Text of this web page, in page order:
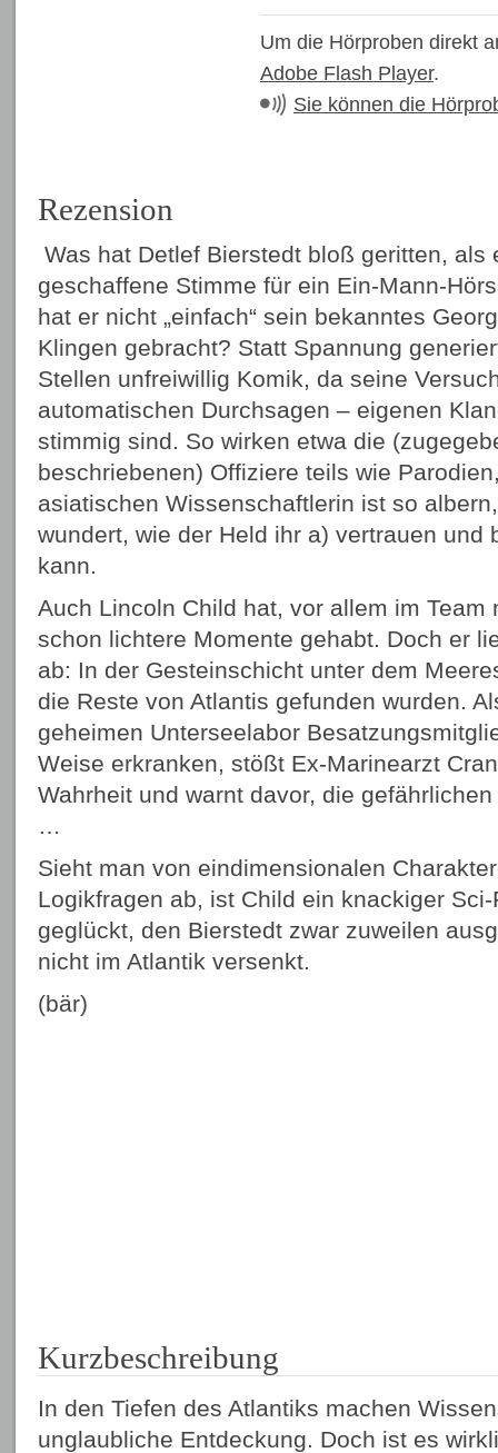
Um die Hörproben direkt
Adobe Flash Player.
Sie können die
Rezension
Was hat Detlef Bierstedt bloß geritten, als
geschaffene Stimme für ein Ein-Mann-
hat er nicht „einfach“ sein bekanntes
Klingen gebracht? Statt Spannung
Stellen unfreiwillig Komik, da seine
automatischen Durchsagen – eigenen
stimmig sind. So wirken etwa die
beschriebenen) Offiziere teils wie
asiatischen Wissenschaftlerin ist so
wundert, wie der Held ihr a) vertrauen und
kann.
Auch Lincoln Child hat, vor allem im Team
schon lichtere Momente gehabt. Doch er
ab: In der Gesteinschicht unter dem
die Reste von Atlantis gefunden wurden.
geheimen Unterseelabor
Weise erkranken, stößt Ex-Marinearzt
Wahrheit und warnt davor, die
…
Sieht man von eindimensionalen
Logikfragen ab, ist Child ein knackiger
geglückt, den Bierstedt zwar zuweilen
nicht im Atlantik versenkt.
(bär)
Kurzbeschreibung
In den Tiefen des Atlantiks machen
unglaubliche Entdeckung. Doch ist es